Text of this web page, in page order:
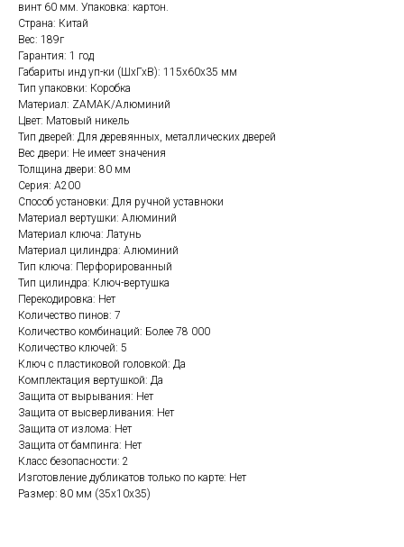
винт 60 мм. Упаковка: картон.
Страна: Китай
Вес: 189г
Гарантия: 1 год
Габариты инд уп-ки (ШхГхВ): 115x60x35 мм
Тип упаковки: Коробка
Материал: ZAMAK/Алюминий
Цвет: Матовый никель
Тип дверей: Для деревянных, металлических дверей
Вес двери: Не имеет значения
Толщина двери: 80 мм
Серия: А200
Способ установки: Для ручной уставноки
Материал вертушки: Алюминий
Материал ключа: Латунь
Материал цилиндра: Алюминий
Тип ключа: Перфорированный
Тип цилиндра: Ключ-вертушка
Перекодировка: Нет
Количество пинов: 7
Количество комбинаций: Более 78 000
Количество ключей: 5
Ключ с пластиковой головкой: Да
Комплектация вертушкой: Да
Защита от вырывания: Нет
Защита от высверливания: Нет
Защита от излома: Нет
Защита от бампинга: Нет
Класс безопасности: 2
Изготовление дубликатов только по карте: Нет
Размер: 80 мм (35x10x35)